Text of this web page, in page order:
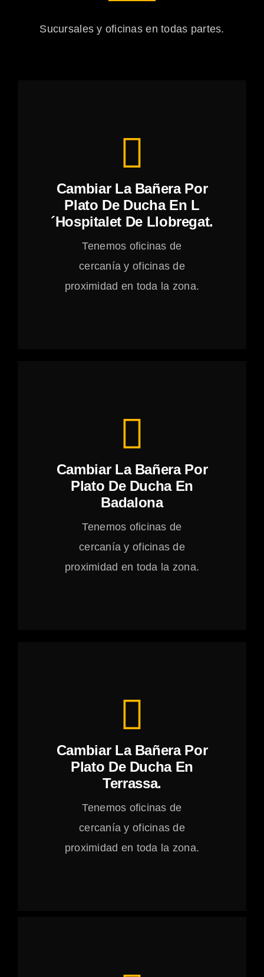
Sucursales y oficinas en todas partes.
Cambiar La Bañera Por
Plato De Ducha En L
´Hospitalet De Llobregat.
Tenemos oficinas de
cercanía y oficinas de
proximidad en toda la zona.
Cambiar La Bañera Por
Plato De Ducha En
Badalona
Tenemos oficinas de
cercanía y oficinas de
proximidad en toda la zona.
Cambiar La Bañera Por
Plato De Ducha En
Terrassa.
Tenemos oficinas de
cercanía y oficinas de
proximidad en toda la zona.